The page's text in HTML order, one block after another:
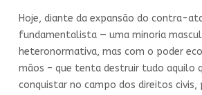
Hoje, diante da expansão do contra-
fundamentalista — uma minoria
heteronormativa, mas com o poder
mãos – que tenta destruir tudo aquilo
conquistar no campo dos direitos civis,